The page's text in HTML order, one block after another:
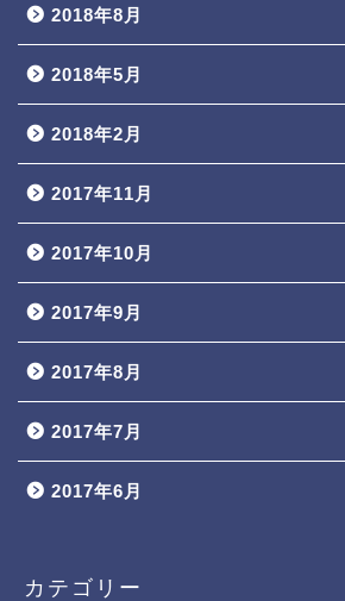
2018年8月
2018年5月
2018年2月
2017年11月
2017年10月
2017年9月
2017年8月
2017年7月
2017年6月
カテゴリー